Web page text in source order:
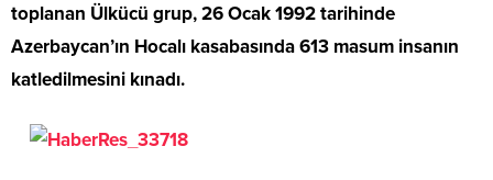
toplanan Ülkücü grup, 26 Ocak 1992 tarihinde
Azerbaycan’ın Hocalı kasabasında 613 masum insanın
katledilmesini kınadı.